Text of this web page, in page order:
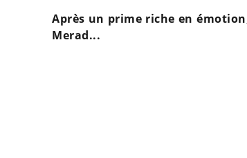
Après un prime riche en
Merad...